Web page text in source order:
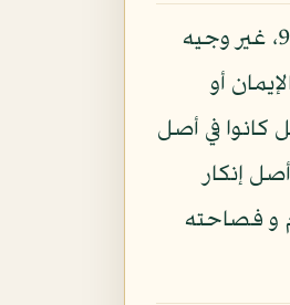
و قد قال سبحانه: «لا إكراه في الدين»: البقرة - 256، و قال تعالى: «أ فأنت تكره الناس حتى يكونوا مؤمنين»: يونس - 99، غير وجيه
أو
كانوا في أصل
إنكار
و فصاحته